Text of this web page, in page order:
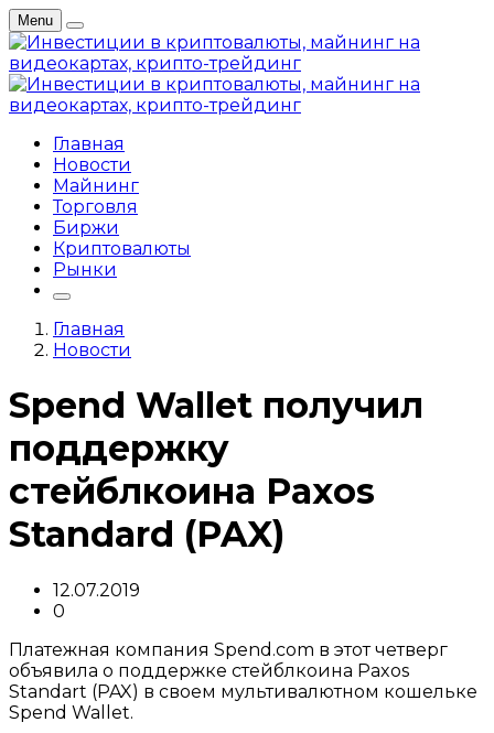
Menu
Главная
Новости
Майнинг
Торговля
Биржи
Криптовалюты
Рынки
Главная
Новости
Spend Wallet получил
поддержку
стейблкоина Paxos
Standard (PAX)
12.07.2019
0
Платежная компания Spend.com в этот четверг
объявила о поддержке стейблкоина Paxos
Standart (PAX) в своем мультивалютном кошельке
Spend Wallet.